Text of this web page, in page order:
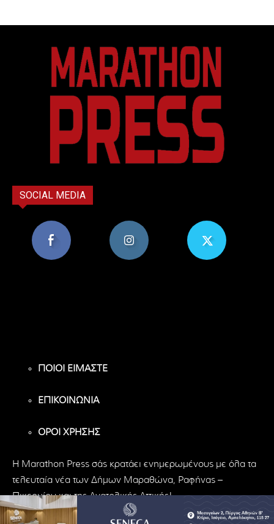
SOCIAL MEDIA
ΠΟΙΟΙ ΕΙΜΑΣΤΕ
ΕΠΙΚΟΙΝΩΝΙΑ
ΟΡΟΙ ΧΡΗΣΗΣ
H Marathon Press σάς κρατάει ενημερωμένους με όλα τα
τελευταία νέα των Δήμων Μαραθώνα, Ραφήνας –
Πικερμίου και της Ανατολικής Αττικής!